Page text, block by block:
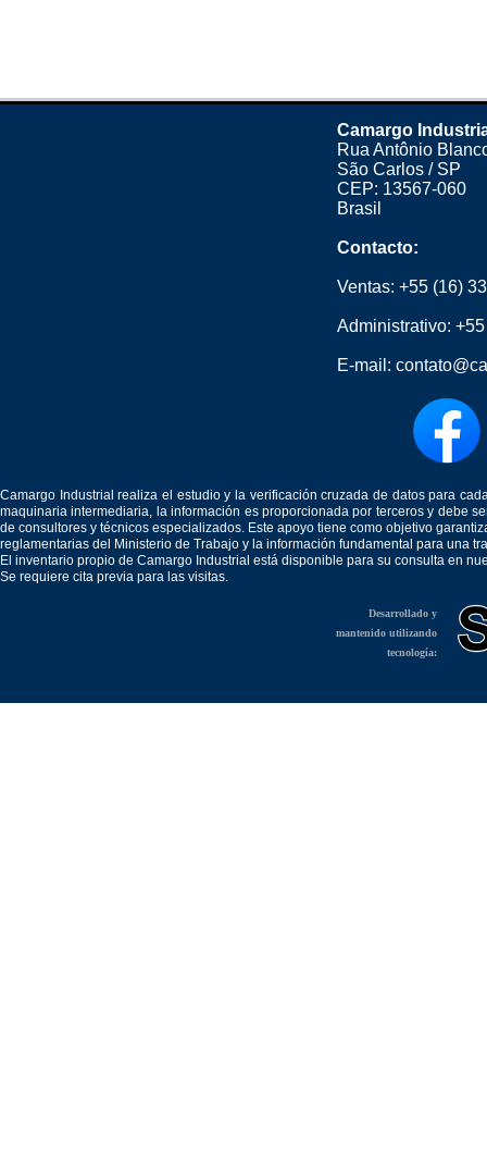
Camargo
Rua Antônio
São Carlos / SP
CEP: 13567-060
Brasil
Contacto:
Ventas: +55 (16)
Administrativo:
E-mail:
Camargo Industrial realiza el estudio y la verificación cruzada de datos para
maquinaria intermediaria, la información es proporcionada por terceros y debe
de consultores y técnicos especializados. Este apoyo tiene como objetivo
reglamentarias del Ministerio de Trabajo y la información fundamental para una
El inventario propio de Camargo Industrial está disponible para su consulta en
Se requiere cita previa para las visitas.
Desarrollado y
mantenido utilizando
tecnología: